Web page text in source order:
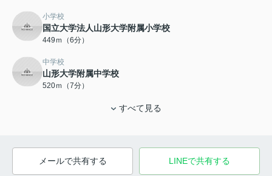
小学校
国立大学法人山形大学附属小学校
449ｍ（6分）
中学校
山形大学附属中学校
520ｍ（7分）
すべて見る
メールで共有する LINEで共有する